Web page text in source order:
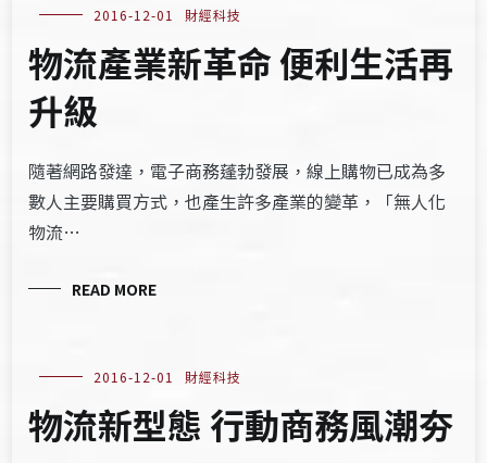
2016-12-01 財經科技
物流產業新革命 便利生活再
升級
隨著網路發達，電子商務蓬勃發展，線上購物已成為多
數人主要購買方式，也產生許多產業的變革，「無人化
物流…
READ MORE
2016-12-01 財經科技
物流新型態 行動商務風潮夯